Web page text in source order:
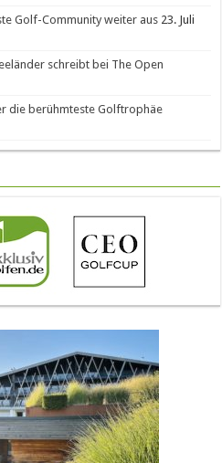
Golf-Community weiter aus 23. Juli
schreibt bei The Open
die berühmteste Golftrophäe